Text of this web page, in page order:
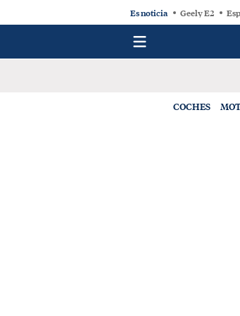
Es noticia Geely E2
COCHES